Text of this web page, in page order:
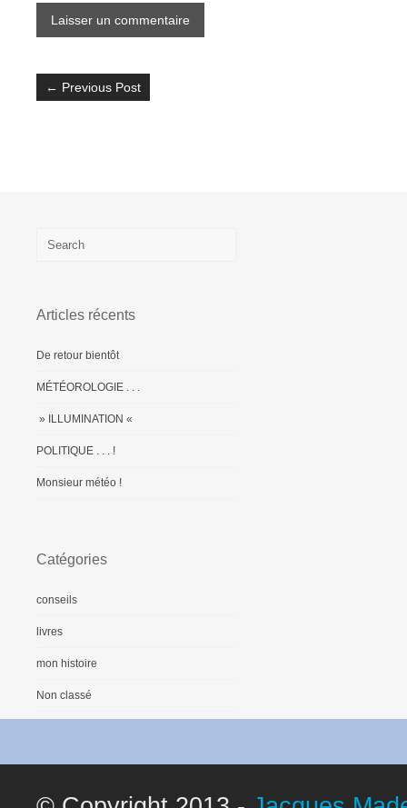
← Previous Post
Articles récents
De retour bientôt
MÉTÉOROLOGIE . . .
» ILLUMINATION «
POLITIQUE . . . !
Monsieur météo !
Catégories
conseils
livres
mon histoire
Non classé